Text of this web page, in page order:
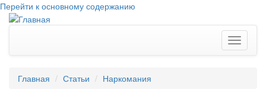
Перейти к основному содержанию
Toggle
Главная Статьи Наркомания